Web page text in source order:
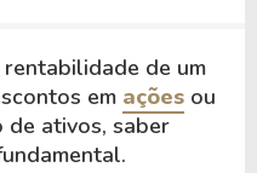
de um
em ações ou
de ativos, saber